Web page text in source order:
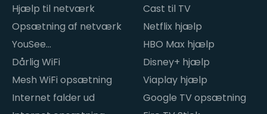
Hjælp til netværk
Opsætning af netværk
YouSee
internetproblemer
Dårlig WiFi
Mesh WiFi opsætning
Internet falder ud
Cast til TV
Netflix hjælp
HBO Max hjælp
Disney+ hjælp
Viaplay hjælp
Google TV opsætning